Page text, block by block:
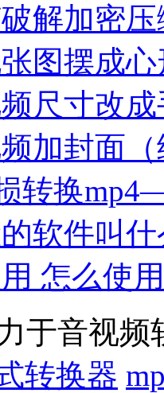
解加密
图摆成
尺寸改
加封面
转换
软件叫
怎么使
于音视
转换器